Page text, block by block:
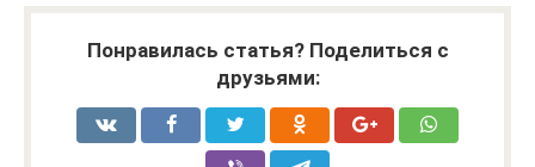
Понравилась статья? Поделиться с
друзьями: